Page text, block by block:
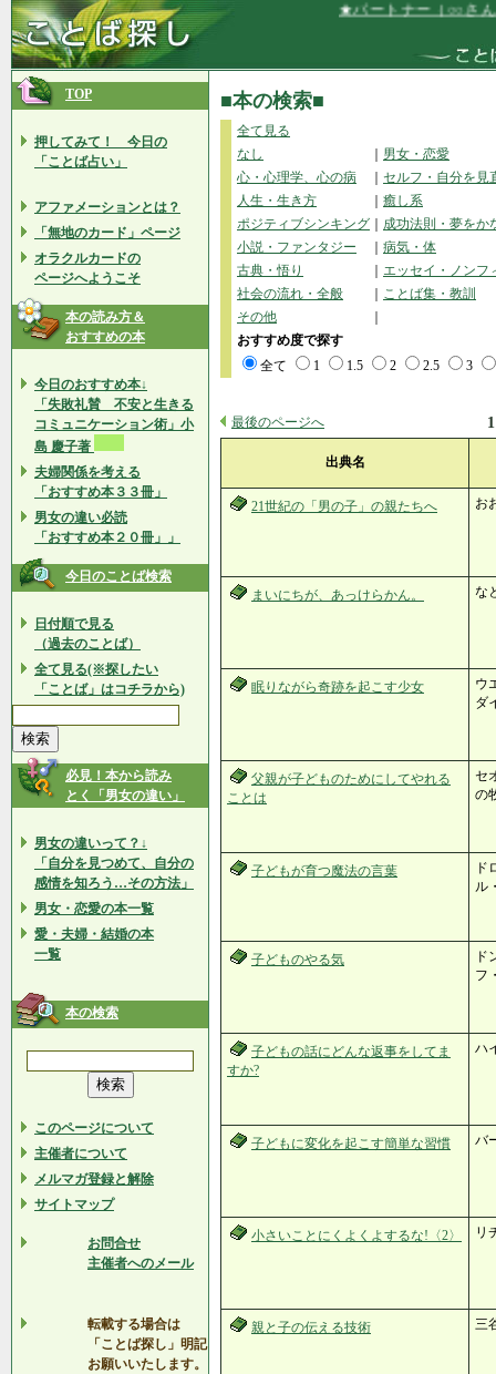
★パートナー（○○さん）と
TOP
押してみて！ 今日の
「ことば占い」
アファメーションとは？
「無地のカード」ページ
オラクルカードの
ページへようこそ
本の読み方＆
おすすめの本
今日のおすすめ本↓
「失敗礼賛 不安と生きる
コミュニケーション術」小
島 慶子著
夫婦関係を考える
「おすすめ本３３冊」
男女の違い必読
「おすすめ本２０冊」」
今日のことば検索
日付順で見る
（過去のことば）
全て見る(※探したい
「ことば」はコチラから)
必見！本から読み
とく「男女の違い」
男女の違いって？↓
「自分を見つめて、自分の
感情を知ろう…その方法」
男女・恋愛の本一覧
愛・夫婦・結婚の本
一覧
本の検索
このページについて
主催者について
メルマガ登録と解除
サイトマップ
お問合せ
主催者へのメール
転載する場合は
「ことば探し」明記
お願いいたします。
■本の検索■
全て見る
なし
男女・恋愛
心・心理学、心の病
セルフ・自分を見
人生・生き方
癒し系
ポジティブシンキング
成功法則・夢をか
小説・ファンタジー
病気・体
古典・悟り
エッセイ・ノンフ
社会の流れ・全般
ことば集・教訓
その他
おすすめ度で探す
全て
1 1.5 2 2.5 3
最後のページへ 1
出典名
21世紀の「男の子」の親たちへ お
まいにちが、あっけらかん。 な
眠りながら奇跡を起こす少女
ウ
ダ
父親が子どものためにしてやれる
ことは
セ
の
子どもが育つ魔法の言葉
ド
ル
子どものやる気
ド
フ
子どもの話にどんな返事をしてま
すか?
ハ
子どもに変化を起こす簡単な習慣 バ
小さいことにくよくよするな!〈2〉 リ
親と子の伝える技術 三